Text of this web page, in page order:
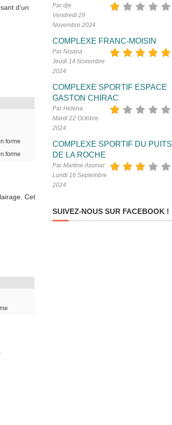
d’un
forme
forme
Cet
Par dje
Vendredi 29
Novembre 2024
COMPLEXE FRANC-MOISIN
Par Nisana
Jeudi 14 Novembre
2024
COMPLEXE SPORTIF ESPACE
GASTON CHIRAC
Par Helena
Mardi 22 Octobre
2024
COMPLEXE SPORTIF DU PUITS
DE LA ROCHE
Par Martine Assmat
Lundi 16 Septembre
2024
SUIVEZ-NOUS SUR FACEBOOK !